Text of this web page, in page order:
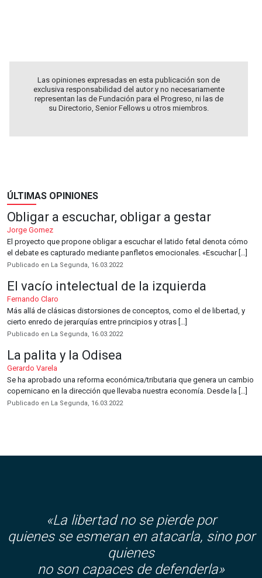
Las opiniones expresadas en esta publicación son de
exclusiva responsabilidad del autor y no necesariamente
representan las de Fundación para el Progreso, ni las de
su Directorio, Senior Fellows u otros miembros.
ÚLTIMAS OPINIONES
Obligar a escuchar, obligar a gestar
Jorge Gomez
El proyecto que propone obligar a escuchar el latido fetal denota cómo
el debate es capturado mediante panfletos emocionales. «Escuchar […]
Publicado en La Segunda, 16.03.2022
El vacío intelectual de la izquierda
Fernando Claro
Más allá de clásicas distorsiones de conceptos, como el de libertad, y
cierto enredo de jerarquías entre principios y otras […]
Publicado en La Segunda, 16.03.2022
La palita y la Odisea
Gerardo Varela
Se ha aprobado una reforma económica/tributaria que genera un cambio
copernicano en la dirección que llevaba nuestra economía. Desde la […]
Publicado en La Segunda, 16.03.2022
«La libertad no se pierde por
quienes se esmeran en atacarla, sino por
quienes
no son capaces de defenderla»